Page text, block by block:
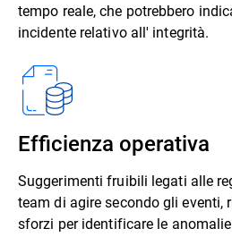
tempo reale, che potrebbero
incidente relativo all' integrità​.
Efficienza operativa
Suggerimenti fruibili legati alle
team di agire secondo gli eventi,​
sforzi per identificare le